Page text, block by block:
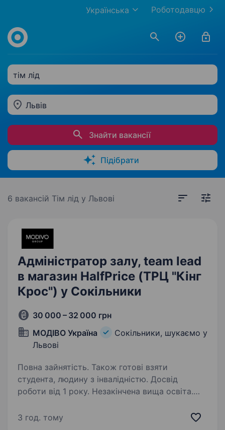
Роботодавцю
Українська
тім лід
Львів
Знайти вакансії
Підібрати
6 вакансій Тім лід у Львові
Адміністратор залу, team lead
в магазин HalfPrice (ТРЦ "Кінг
Крос") у Сокільники
30 000 – 32 000 грн
МОДІВО Україна
Сокільники, шукаємо у
Львові
Повна зайнятість. Також готові взяти
студента, людину з інвалідністю. Досвід
роботи від 1 року. Незакінчена вища освіта.
Group і один із найшвидше зростаючих. Перші
3 год. тому